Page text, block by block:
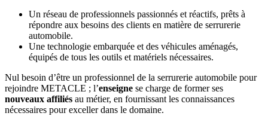
Un réseau de professionnels passionnés et réactifs, prêts à
répondre aux besoins des clients en matière de serrurerie
automobile.
Une technologie embarquée et des véhicules aménagés,
équipés de tous les outils et matériels nécessaires.
Nul besoin d’être un professionnel de la serrurerie automobile pour
rejoindre METACLE ; l’enseigne se charge de former ses
nouveaux affiliés au métier, en fournissant les connaissances
nécessaires pour exceller dans le domaine.